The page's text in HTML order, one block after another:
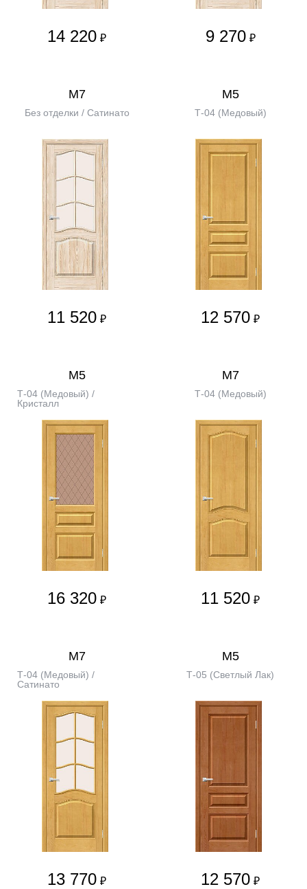
14 220 ₽ 9 270 ₽
М7
Без отделки / Сатинато
11 520 ₽
М5
Т-04 (Медовый)
12 570 ₽
М5
Т-04 (Медовый) /
Кристалл
16 320 ₽
М7
Т-04 (Медовый)
11 520 ₽
М7
Т-04 (Медовый) /
Сатинато
13 770 ₽
М5
Т-05 (Светлый Лак)
12 570 ₽